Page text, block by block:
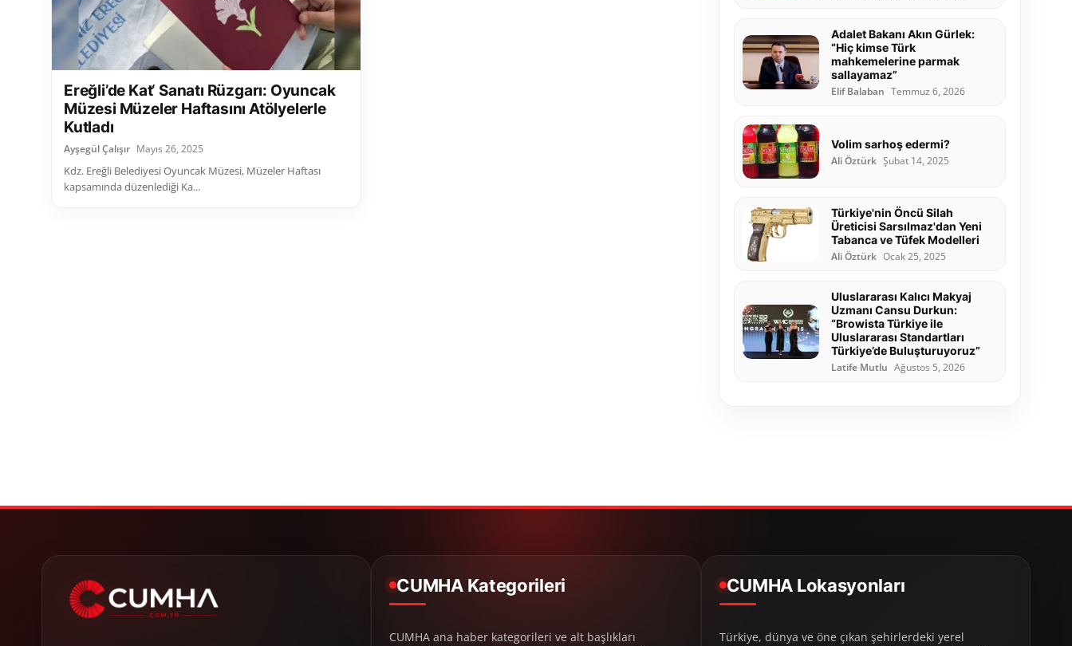
Ereğli’de Kat‘ Sanatı Rüzgarı: Oyuncak
Müzesi Müzeler Haftasını Atölyelerle
Kutladı
Ayşegül Çalışır Mayıs 26, 2025
Kdz. Ereğli Belediyesi Oyuncak Müzesi, Müzeler Haftası
kapsamında düzenlediği Ka...
Adalet Bakanı Akın Gürlek:
“Hiç kimse Türk
mahkemelerine parmak
sallayamaz”
Elif Balaban Temmuz 6, 2026
Volim sarhoş edermi?
Ali Öztürk Şubat 14, 2025
Türkiye'nin Öncü Silah
Üreticisi Sarsılmaz'dan Yeni
Tabanca ve Tüfek Modelleri
Ali Öztürk Ocak 25, 2025
Uluslararası Kalıcı Makyaj
Uzmanı Cansu Durkun:
“Browista Türkiye ile
Uluslararası Standartları
Türkiye’de Buluşturuyoruz”
Latife Mutlu Ağustos 5, 2026
CUMHA Kategorileri
CUMHA ana haber kategorileri ve alt başlıkları
CUMHA Lokasyonları
Türkiye, dünya ve öne çıkan şehirlerdeki yerel